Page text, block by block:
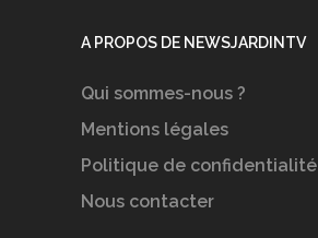
A PROPOS DE NEWSJARDINTV
Qui sommes-nous ?
Mentions légales
Politique de confidentialité
Nous contacter